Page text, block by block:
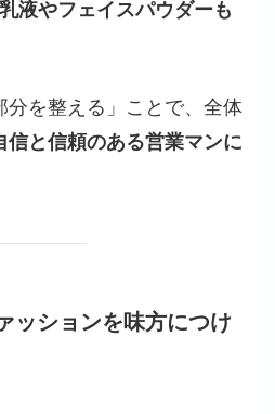
液やフェイスパウダーも
分を整える」ことで、全体
信と信頼のある営業マンに
ッションを味方につけ